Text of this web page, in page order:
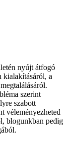
nyújt átfogó
kialakításáról, a
szerint
szabott
véleményezheted
blogunkban pedig